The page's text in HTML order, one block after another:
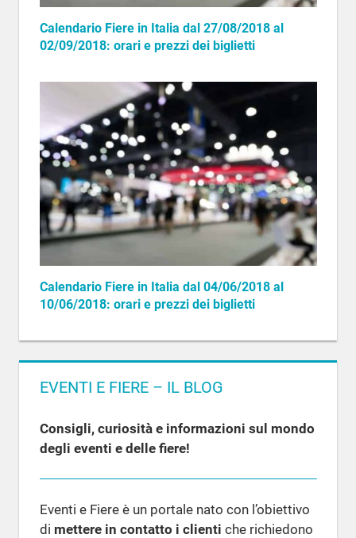
Calendario Fiere in Italia dal 27/08/2018 al
02/09/2018: orari e prezzi dei biglietti
Calendario Fiere in Italia dal 04/06/2018 al
10/06/2018: orari e prezzi dei biglietti
EVENTI E FIERE – IL BLOG
Consigli, curiosità e informazioni sul mondo
degli eventi e delle fiere!
Eventi e Fiere è un portale nato con l’obiettivo
di mettere in contatto i clienti che richiedono